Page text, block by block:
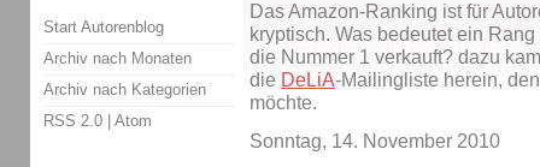
Das Amazon-Ranking ist für
kryptisch. Was bedeutet ein
die Nummer 1 verkauft? dazu
die DeLiA-Mailingliste herein,
möchte.
Sonntag, 14. November 2010
Start Autorenblog
Archiv nach Monaten
Archiv nach Kategorien
RSS 2.0 | Atom